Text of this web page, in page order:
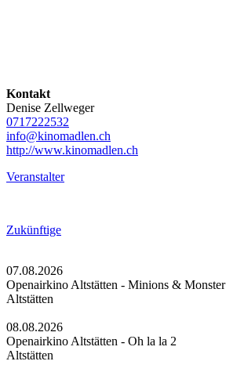
Kontakt
Denise Zellweger
0717222532
info@kinomadlen.ch
http://www.kinomadlen.ch
Veranstalter
Zukünftige
07.08.2026
Openairkino Altstätten - Minions & Monster
Altstätten
08.08.2026
Openairkino Altstätten - Oh la la 2
Altstätten